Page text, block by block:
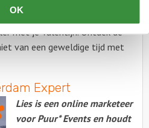
OK
het hele jaar door. Stiekem
met je Valentijn. Ontdek de
van een geweldige tijd met
Expert
Lies is een online marketeer
voor Puur* Events en houdt